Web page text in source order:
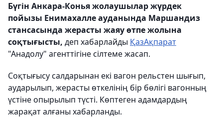
Бүгін Анкара-Конья жолаушылар жүрдек
пойызы Енимахалле ауданында Маршандиз
стансасында жерасты жаяу өтпе жолына
соқтығысты, деп хабарлайды ҚазАқпарат
"Анадолу" агенттігіне сілтеме жасап.
Соқтығысу салдарынан екі вагон рельстен шығып,
аударылып, жерасты өткелінің бір бөлігі вагонның
үстіне опырылып түсті. Көптеген адамдардың
жарақат алғаны хабарланды.